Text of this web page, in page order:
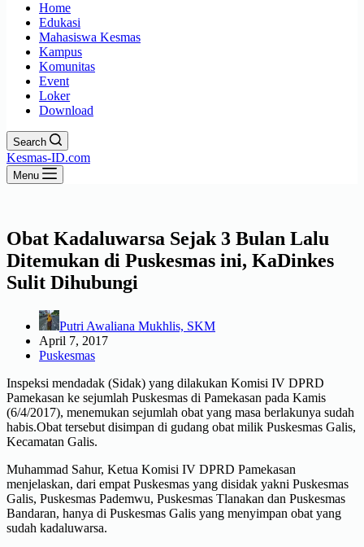
Home
Edukasi
Mahasiswa Kesmas
Kampus
Komunitas
Event
Loker
Download
Search
Kesmas-ID.com
Menu
Obat Kadaluwarsa Sejak 3 Bulan Lalu
Ditemukan di Puskesmas ini, KaDinkes
Sulit Dihubungi
Putri Awaliana Mukhlis, SKM
April 7, 2017
Puskesmas
Inspeksi mendadak (Sidak) yang dilakukan Komisi IV DPRD
Pamekasan ke sejumlah Puskesmas di Pamekasan pada Kamis
(6/4/2017), menemukan sejumlah obat yang masa berlakunya sudah
habis.Obat tersebut disimpan di gudang obat milik Puskesmas Galis,
Kecamatan Galis.
Muhammad Sahur, Ketua Komisi IV DPRD Pamekasan
menjelaskan, dari empat Puskesmas yang disidak yakni Puskesmas
Galis, Puskesmas Pademwu, Puskesmas Tlanakan dan Puskesmas
Bandaran, hanya di Puskesmas Galis yang menyimpan obat yang
sudah kadaluwarsa.